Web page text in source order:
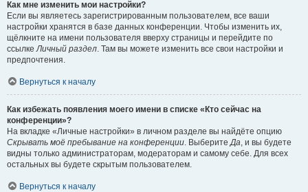
Как мне изменить мои настройки?
Если вы являетесь зарегистрированным пользователем, все ваши
настройки хранятся в базе данных конференции. Чтобы изменить их,
щёлкните на имени пользователя вверху страницы и перейдите по
ссылкеЛичный раздел. Там вы можете изменить все свои настройки и
предпочтения.
Вернуться к началу
Как избежать появления моего имени в списке «Кто сейчас на
конференции»?
На вкладке «Личные настройки» в личном разделе вы найдёте опцию
Скрывать моё пребывание на конференции. ВыберитеДа, и вы будете
видны только администраторам, модераторам и самому себе. Для всех
остальных вы будете скрытым пользователем.
Вернуться к началу